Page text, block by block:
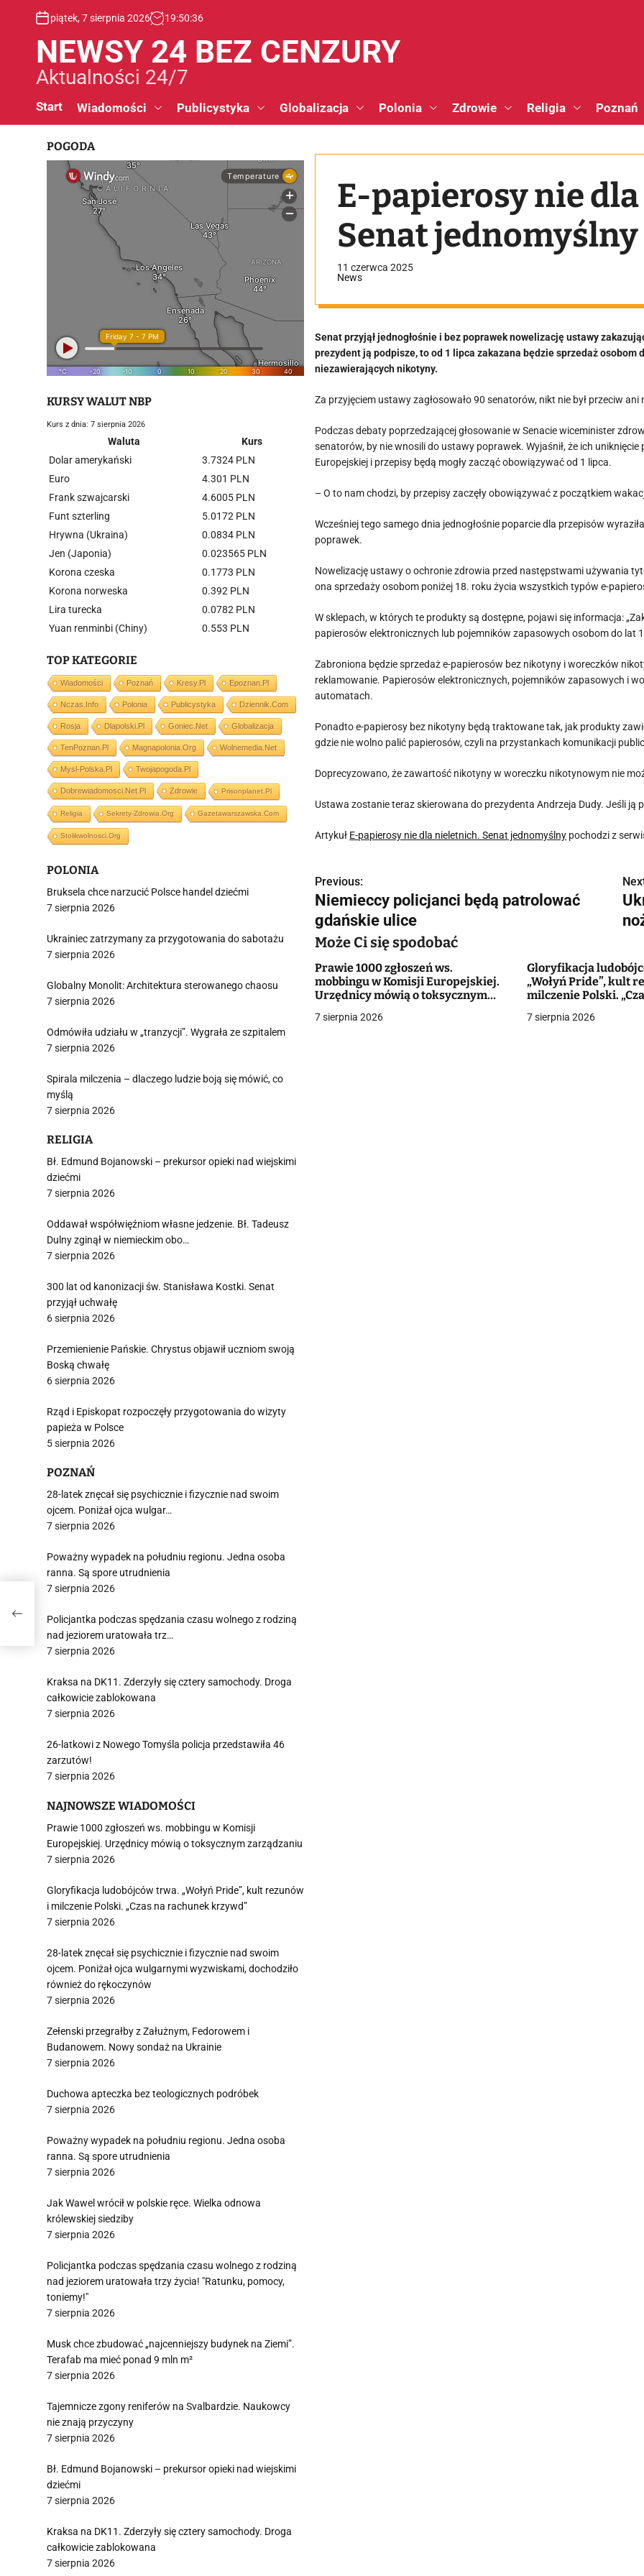
piątek, 7 sierpnia 2026 19:50:36
NEWSY 24 BEZ CENZURY
Aktualności 24/7
Start Wiadomości Publicystyka Globalizacja Polonia Zdrowie Religia Poznań
E-papierosy nie
Senat jednomyślny
11 czerwca 2025
News
Senat przyjął jednogłośnie i bez poprawek nowelizację ustawy
prezydent ją podpisze, to od 1 lipca zakazana będzie sprzedaż
niezawierających nikotyny.
Za przyjęciem ustawy zagłosowało 90 senatorów, nikt nie był przeciw ani
Podczas debaty poprzedzającej głosowanie w Senacie wiceminister
senatorów, by nie wnosili do ustawy poprawek. Wyjaśnił, że ich
Europejskiej i przepisy będą mogły zacząć obowiązywać od 1 lipca.
– O to nam chodzi, by przepisy zaczęły obowiązywać z początkiem
Wcześniej tego samego dnia jednogłośnie poparcie dla przepisów
poprawek.
Nowelizację ustawy o ochronie zdrowia przed następstwami używania
ona sprzedaży osobom poniżej 18. roku życia wszystkich typów e-
W sklepach, w których te produkty są dostępne, pojawi się informacja:
papierosów elektronicznych lub pojemników zapasowych osobom do lat
Zabroniona będzie sprzedaż e-papierosów bez nikotyny i woreczków
reklamowanie. Papierosów elektronicznych, pojemników zapasowych i
automatach.
Ponadto e-papierosy bez nikotyny będą traktowane tak, jak produkty
gdzie nie wolno palić papierosów, czyli na przystankach komunikacji
Doprecyzowano, że zawartość nikotyny w woreczku nikotynowym nie
Ustawa zostanie teraz skierowana do prezydenta Andrzeja Dudy. Jeśli ją
Artykuł E-papierosy nie dla nieletnich. Senat jednomyślny pochodzi z
N
a
w
i
g
a
Previous:
Niemieccy policjanci będą patrolować
gdańskie ulice
Może Ci się spodobać
Prawie 1000 zgłoszeń ws.
mobbingu w Komisji Europejskiej.
Urzędnicy mówią o toksycznym
7 sierpnia 2026
Gloryfikacja
„Wołyń Pride”, kult
milczenie Polski.
7 sierpnia 2026
POGODA
KURSY WALUT NBP
Kurs z dnia: 7 sierpnia 2026
Waluta
Kurs
Dolar amerykański
3.7324 PLN
Euro
4.301 PLN
Frank szwajcarski
4.6005 PLN
Funt szterling
5.0172 PLN
Hrywna (Ukraina)
0.0834 PLN
Jen (Japonia)
0.023565 PLN
Korona czeska
0.1773 PLN
Korona norweska
0.392 PLN
Lira turecka
0.0782 PLN
Yuan renminbi (Chiny)
0.553 PLN
TOP KATEGORIE
Wiadomości Poznań Kresy.pl Epoznan.pl
Nczas.info Polonia Publicystyka Dziennik.com
Rosja Dlapolski.pl Goniec.net Globalizacja
TenPoznan.pl Magnapolonia.org Wolnemedia.net
Mysl-Polska.pl Twojapogoda.pl
Dobrewiadomosci.net.pl Zdrowie Prisonplanet.pl
Religia Sekrety-Zdrowia.org Gazetawarszawska.com
Stolikwolnosci.org
POLONIA
Bruksela chce narzucić Polsce handel dziećmi
7 sierpnia 2026
Ukrainiec zatrzymany za przygotowania do sabotażu
7 sierpnia 2026
Globalny Monolit: Architektura sterowanego chaosu
7 sierpnia 2026
Odmówiła udziału w „tranzycji”. Wygrała ze szpitalem
7 sierpnia 2026
Spirala milczenia – dlaczego ludzie boją się mówić, co
myślą
7 sierpnia 2026
RELIGIA
Bł. Edmund Bojanowski – prekursor opieki nad wiejskimi
dziećmi
7 sierpnia 2026
Oddawał współwięźniom własne jedzenie. Bł. Tadeusz
Dulny zginął w niemieckim obo…
7 sierpnia 2026
300 lat od kanonizacji św. Stanisława Kostki. Senat
przyjął uchwałę
6 sierpnia 2026
Przemienienie Pańskie. Chrystus objawił uczniom swoją
Boską chwałę
6 sierpnia 2026
Rząd i Episkopat rozpoczęły przygotowania do wizyty
papieża w Polsce
5 sierpnia 2026
POZNAŃ
28-latek znęcał się psychicznie i fizycznie nad swoim
ojcem. Poniżał ojca wulgar…
7 sierpnia 2026
Poważny wypadek na południu regionu. Jedna osoba
ranna. Są spore utrudnienia
7 sierpnia 2026
Policjantka podczas spędzania czasu wolnego z rodziną
nad jeziorem uratowała trz…
7 sierpnia 2026
Kraksa na DK11. Zderzyły się cztery samochody. Droga
całkowicie zablokowana
7 sierpnia 2026
26-latkowi z Nowego Tomyśla policja przedstawiła 46
zarzutów!
7 sierpnia 2026
NAJNOWSZE WIADOMOŚCI
Prawie 1000 zgłoszeń ws. mobbingu w Komisji
Europejskiej. Urzędnicy mówią o toksycznym zarządzaniu
7 sierpnia 2026
Gloryfikacja ludobójców trwa. „Wołyń Pride”, kult rezunów
i milczenie Polski. „Czas na rachunek krzywd”
7 sierpnia 2026
28-latek znęcał się psychicznie i fizycznie nad swoim
ojcem. Poniżał ojca wulgarnymi wyzwiskami, dochodziło
również do rękoczynów
7 sierpnia 2026
Zełenski przegrałby z Załużnym, Fedorowem i
Budanowem. Nowy sondaż na Ukrainie
7 sierpnia 2026
Duchowa apteczka bez teologicznych podróbek
7 sierpnia 2026
Poważny wypadek na południu regionu. Jedna osoba
ranna. Są spore utrudnienia
7 sierpnia 2026
Jak Wawel wrócił w polskie ręce. Wielka odnowa
królewskiej siedziby
7 sierpnia 2026
Policjantka podczas spędzania czasu wolnego z rodziną
nad jeziorem uratowała trzy życia! "Ratunku, pomocy,
toniemy!"
7 sierpnia 2026
Musk chce zbudować „najcenniejszy budynek na Ziemi”.
Terafab ma mieć ponad 9 mln m²
7 sierpnia 2026
Tajemnicze zgony reniferów na Svalbardzie. Naukowcy
nie znają przyczyny
7 sierpnia 2026
Bł. Edmund Bojanowski – prekursor opieki nad wiejskimi
dziećmi
7 sierpnia 2026
Kraksa na DK11. Zderzyły się cztery samochody. Droga
całkowicie zablokowana
7 sierpnia 2026